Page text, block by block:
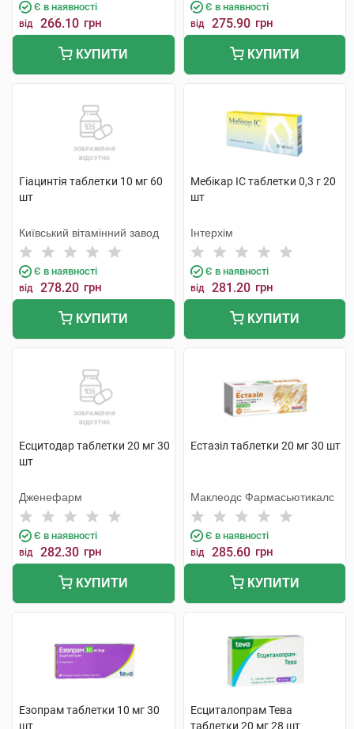
Є в наявності
від 266.10 грн
КУПИТИ
Є в наявності
від 275.90 грн
КУПИТИ
Гіацинтія таблетки 10 мг 60
шт
Київський вітамінний завод
Є в наявності
від 278.20 грн
КУПИТИ
Мебікар IC таблетки 0,3 г 20
шт
Інтерхім
Є в наявності
від 281.20 грн
КУПИТИ
Есцитодар таблетки 20 мг 30
шт
Дженефарм
Є в наявності
від 282.30 грн
КУПИТИ
Естазіл таблетки 20 мг 30 шт
Маклеодс Фармасьютикалс
Є в наявності
від 285.60 грн
КУПИТИ
Езопрам таблетки 10 мг 30
шт
Есциталопрам Тева
таблетки 20 мг 28 шт